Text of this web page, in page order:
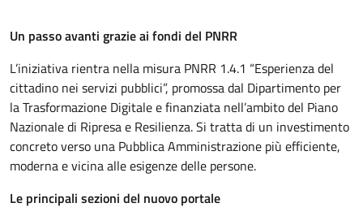
Un passo avanti grazie ai fondi del PNRR
L’iniziativa rientra nella misura PNRR 1.4.1 “Esperienza del
cittadino nei servizi pubblici”, promossa dal Dipartimento per
la Trasformazione Digitale e finanziata nell’ambito del Piano
Nazionale di Ripresa e Resilienza. Si tratta di un investimento
concreto verso una Pubblica Amministrazione più efficiente,
moderna e vicina alle esigenze delle persone.
Le principali sezioni del nuovo portale